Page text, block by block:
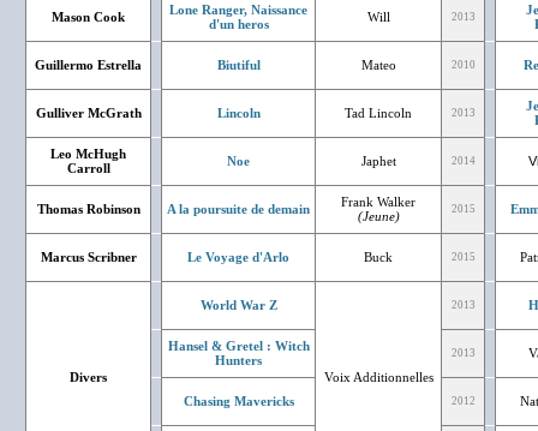
Mason Cook
Lone Ranger, Naissance
d'un heros
Will 2013
Guillermo Estrella Biutiful Mateo 2010
Gulliver McGrath Lincoln Tad Lincoln 2013
Leo McHugh
Carroll
Noe Japhet 2014
Thomas Robinson A la poursuite de demain
Frank Walker
(Jeune)
2015
Marcus Scribner Le Voyage d'Arlo Buck 2015
Divers
World War Z
Voix Additionnelles
2013
Hansel & Gretel : Witch
Hunters
2013
Chasing Mavericks 2012